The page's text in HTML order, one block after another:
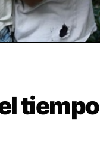
tiempo